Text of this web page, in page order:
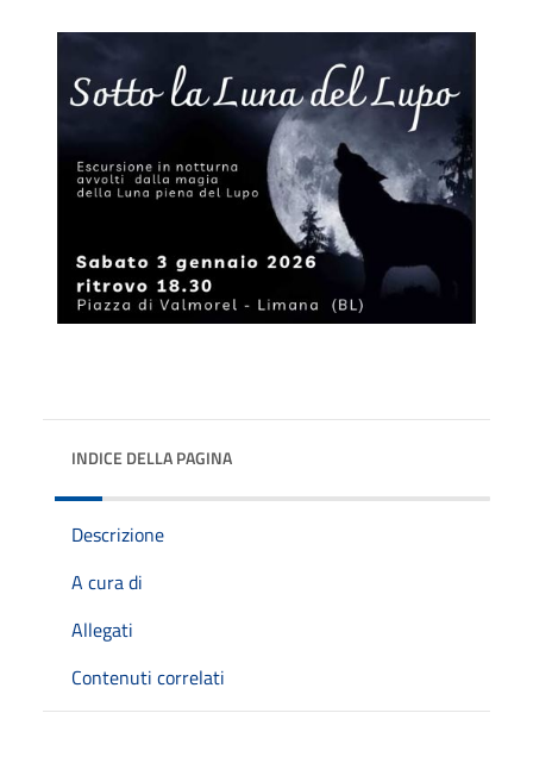
INDICE DELLA PAGINA
Descrizione
A cura di
Allegati
Contenuti correlati